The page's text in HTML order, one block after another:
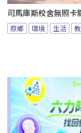
司馬庫斯校舍無照卡
原鄉 環境 生活